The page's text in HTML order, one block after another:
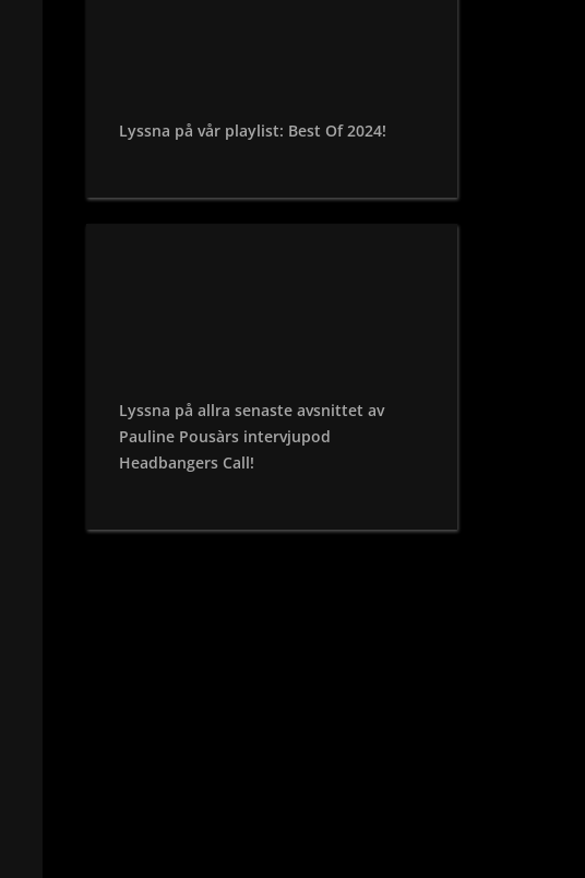
Lyssna på vår playlist: Best Of 2024!
Lyssna på allra senaste avsnittet av
Pauline Pousàrs intervjupod
Headbangers Call!